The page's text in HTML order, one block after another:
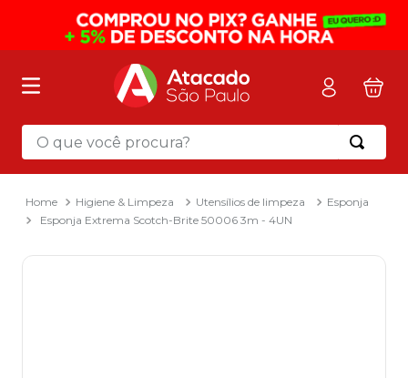
O que você procura?
Higiene & Limpeza Utensílios de limpeza
Esponja
Esponja Extrema Scotch-Brite 50006 3m - 4UN
Termos mais buscados
mochila
2º sacola
3º papel toalha